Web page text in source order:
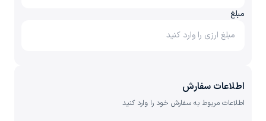
مبلغ
اطلاعات سفارش
اطلاعات مربوط به سفارش خود را وارد کنید